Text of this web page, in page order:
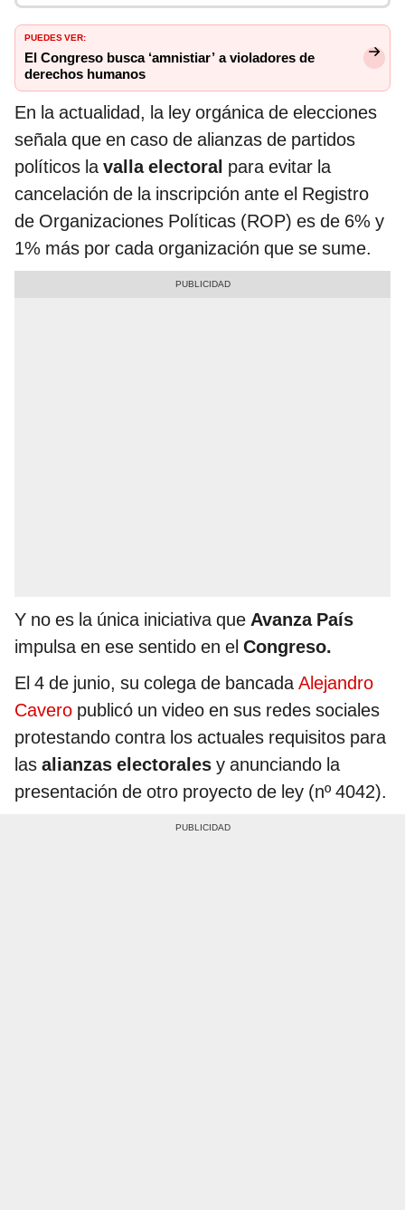
PUEDES VER:
El Congreso busca ‘amnistiar’ a violadores de
derechos humanos
En la actualidad, la ley orgánica de elecciones
señala que en caso de alianzas de partidos
políticos lavalla electoral para evitar la
cancelación de la inscripción ante el Registro
de Organizaciones Políticas (ROP) es de 6% y
1% más por cada organización que se sume.
Y no es la única iniciativa que Avanza País
impulsa en ese sentido en el Congreso.
El 4 de junio, su colega de bancadaAlejandro
Cavero publicó un video en sus redes sociales
protestando contra los actuales requisitos para
las alianzas electorales y anunciando la
presentación de otro proyecto de ley (nº 4042).